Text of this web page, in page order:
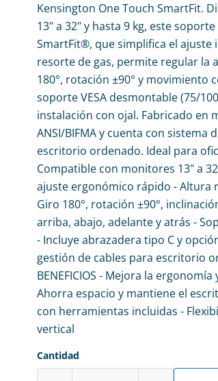
Kensington One Touch SmartFit.
13" a 32" y hasta 9 kg, este
SmartFit®, que simplifica el ajuste
resorte de gas, permite regular la
180°, rotación ±90° y movimiento
soporte VESA desmontable (75/
instalación con ojal. Fabricado en
ANSI/BIFMA y cuenta con
escritorio ordenado. Ideal para
Compatible con monitores 13" a
ajuste ergonómico rápido - Altura
Giro 180°, rotación ±90°,
arriba, abajo, adelante y atrás -
- Incluye abrazadera tipo C y
gestión de cables para escritorio
BENEFICIOS - Mejora la
Ahorra espacio y mantiene el
con herramientas incluidas -
vertical
Cantidad